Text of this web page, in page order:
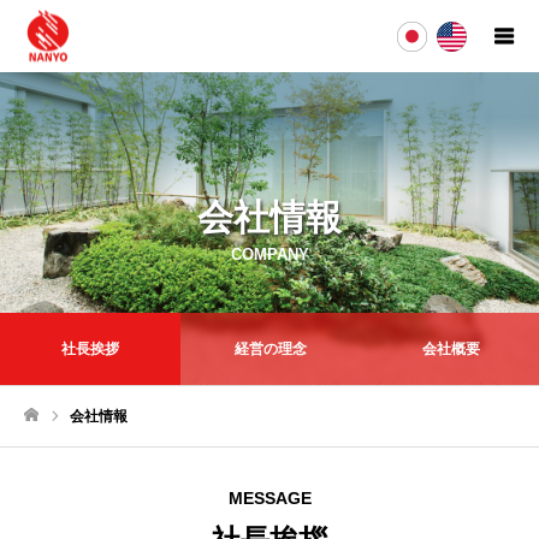
会社情報
COMPANY
社長挨拶 経営の理念 会社概要
会社情報
MESSAGE